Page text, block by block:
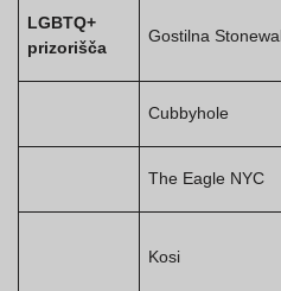
LGBTQ+
prizorišča
Gostilna Stonewall
Cubbyhole
The Eagle NYC
Kosi